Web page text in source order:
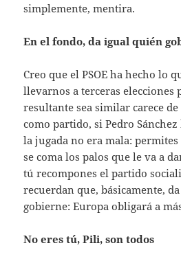
simplemente, mentira.
En el fondo, da igual quién
Creo que el PSOE ha hecho lo
llevarnos a terceras elecciones
resultante sea similar carece
como partido, si Pedro
la jugada no era mala:
se coma los palos que le va a
tú recompones el partido
recuerdan que, básicamente,
gobierne: Europa obligará a
No eres tú, Pili, son todos